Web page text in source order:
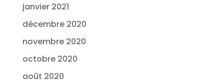
janvier 2021
décembre 2020
novembre 2020
octobre 2020
août 2020